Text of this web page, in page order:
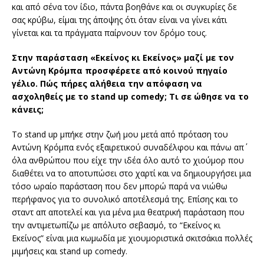
και από σένα τον ίδιο, πάντα βοηθάνε και οι συγκυρίες δε
σας κρύβω, είμαι της άποψης ότι όταν είναι να γίνει κάτι
γίνεται και τα πράγματα παίρνουν τον δρόμο τους.
Στην παράσταση «Εκείνος κι Εκείνος» μαζί με τον
Αντώνη Κρόμπα προσφέρετε από κοινού πηγαίο
γέλιο. Πώς πήρες αλήθεια την απόφαση να
ασχοληθείς με το stand up comedy; Τι σε ώθησε να το
κάνεις;
Tο stand up μπήκε στην ζωή μου μετά από πρόταση του
Αντώνη Κρόμπα ενός εξαιρετικού συναδέλφου και πάνω απ΄
όλα ανθρώπου που είχε την ιδέα όλο αυτό το χιούμορ που
διαθέτει να το αποτυπώσει στο χαρτί και να δημιουργήσει μια
τόσο ωραίο παράσταση που δεν μπορώ παρά να νιώθω
περήφανος για το συνολικό αποτέλεσμά της. Επίσης και το
σταντ απ αποτελεί και για μένα μια θεατρική παράσταση που
την αντιμετωπίζω με απόλυτο σεβασμό, το “Εκείνος κι
Εκείνος” είναι μια κωμωδία με χιουμοριστικά σκιτσάκια πολλές
μιμήσεις και stand up comedy.